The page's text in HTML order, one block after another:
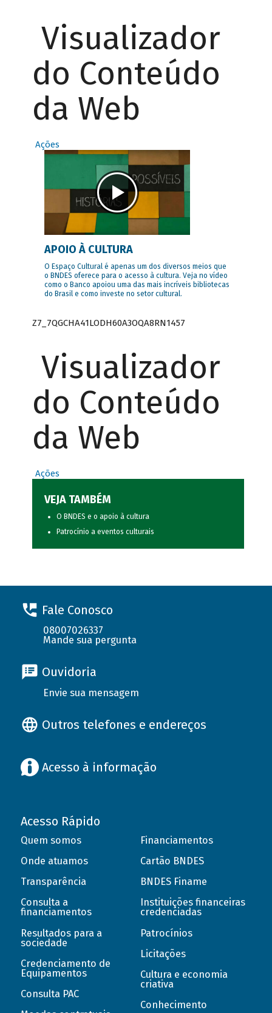
Visualizador
do Conteúdo
da Web
Ações
APOIO À CULTURA
O Espaço Cultural é apenas um dos diversos meios que
o BNDES oferece para o acesso à cultura. Veja no vídeo
como o Banco apoiou uma das mais incríveis bibliotecas
do Brasil e como investe no setor cultural.
Z7_7QGCHA41LODH60A3OQA8RN1457
Visualizador
do Conteúdo
da Web
Ações
VEJA TAMBÉM
O BNDES e o apoio à cultura
Patrocínio a eventos culturais
Fale Conosco
08007026337
Mande sua pergunta
Ouvidoria
Envie sua mensagem
Outros telefones e endereços
Acesso à informação
Acesso Rápido
Quem somos
Onde atuamos
Transparência
Consulta a
financiamentos
Resultados para a
sociedade
Credenciamento de
Equipamentos
Consulta PAC
Financiamentos
Cartão BNDES
BNDES Finame
Instituições financeiras
credenciadas
Patrocínios
Licitações
Cultura e economia
criativa
Conhecimento